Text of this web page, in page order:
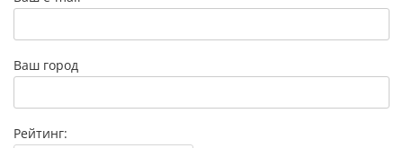
Ваш город
Рейтинг: